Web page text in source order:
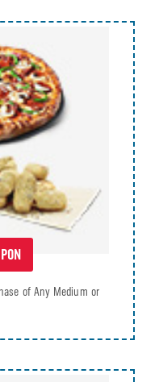
of Any Medium or